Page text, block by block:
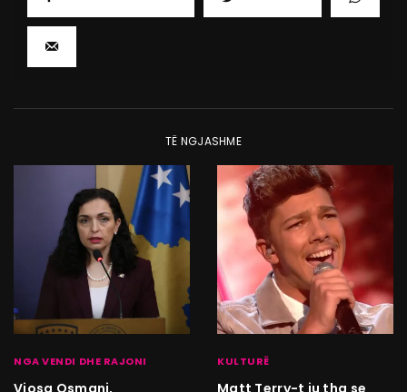
TË NGJASHME
NGA VENDI DHE RAJONI KULTURË